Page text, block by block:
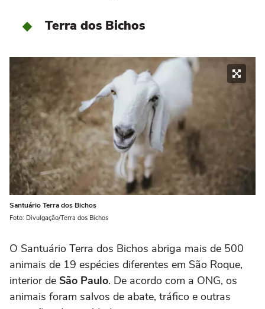
Terra dos Bichos
Santuário Terra dos Bichos
Foto: Divulgação/Terra dos Bichos
O Santuário Terra dos Bichos abriga mais de 500
animais de 19 espécies diferentes em São Roque,
interior de São Paulo. De acordo com a ONG, os
animais foram salvos de abate, tráfico e outras